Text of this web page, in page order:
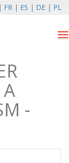
| FR | ES | DE | PL
2026
elettrici
garanzia
-